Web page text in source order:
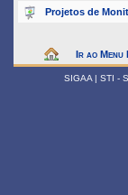
Projetos de
Ir ao Menu
SIGAA | STI -